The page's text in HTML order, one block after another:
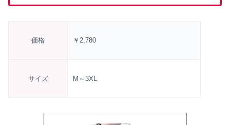
価格 ￥2,780
サイズ M～3XL